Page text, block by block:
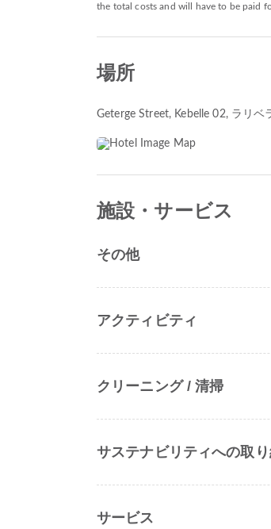
the total costs and will have to be paid
場所
Geterge Street, Kebelle 02, ラリベ
施設・サービス
その他
アクティビティ
クリーニング / 清掃
サステナビリティへの取
サービス